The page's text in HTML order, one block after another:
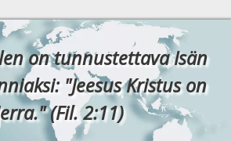
on tunnustettava Isän
"Jeesus Kristus on
(Fil. 2:11)